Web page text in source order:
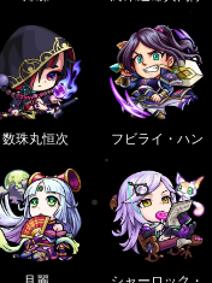
数珠丸恒次 フビライ・ハン